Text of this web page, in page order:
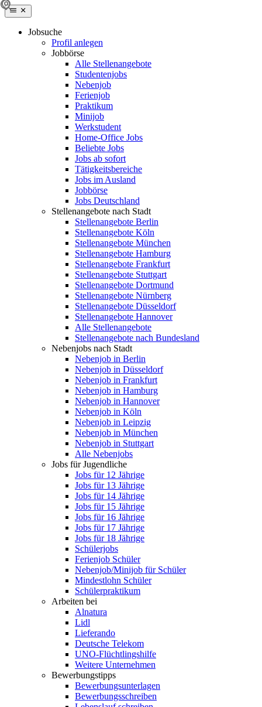
Jobsuche
Profil anlegen
Jobbörse
Alle Stellenangebote
Studentenjobs
Nebenjob
Ferienjob
Praktikum
Minijob
Werkstudent
Home-Office Jobs
Beliebte Jobs
Jobs ab sofort
Tätigkeitsbereiche
Jobs im Ausland
Jobbörse
Jobs Deutschland
Stellenangebote nach Stadt
Stellenangebote Berlin
Stellenangebote Köln
Stellenangebote München
Stellenangebote Hamburg
Stellenangebote Frankfurt
Stellenangebote Stuttgart
Stellenangebote Dortmund
Stellenangebote Nürnberg
Stellenangebote Düsseldorf
Stellenangebote Hannover
Alle Stellenangebote
Stellenangebote nach Bundesland
Nebenjobs nach Stadt
Nebenjob in Berlin
Nebenjob in Düsseldorf
Nebenjob in Frankfurt
Nebenjob in Hamburg
Nebenjob in Hannover
Nebenjob in Köln
Nebenjob in Leipzig
Nebenjob in München
Nebenjob in Stuttgart
Alle Nebenjobs
Jobs für Jugendliche
Jobs für 12 Jährige
Jobs für 13 Jährige
Jobs für 14 Jährige
Jobs für 15 Jährige
Jobs für 16 Jährige
Jobs für 17 Jährige
Jobs für 18 Jährige
Schülerjobs
Ferienjob Schüler
Nebenjob/Minijob für Schüler
Mindestlohn Schüler
Schülerpraktikum
Arbeiten bei
Alnatura
Lidl
Lieferando
Deutsche Telekom
UNO-Flüchtlingshilfe
Weitere Unternehmen
Bewerbungstipps
Bewerbungsunterlagen
Bewerbungsschreiben